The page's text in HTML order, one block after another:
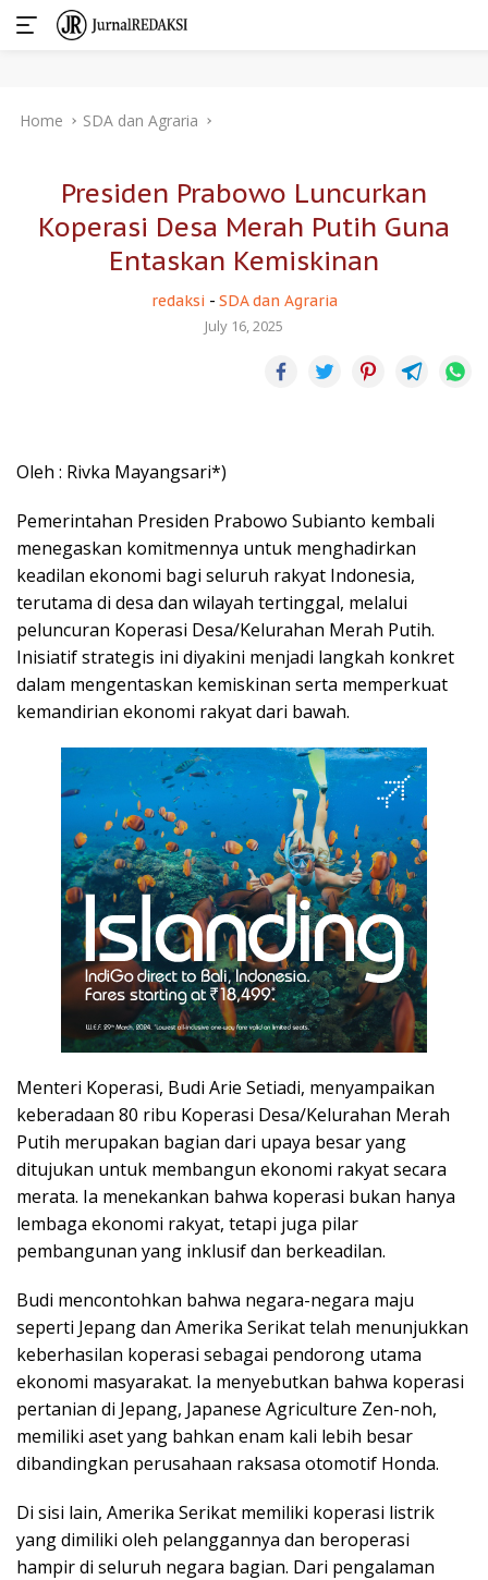
Home SDA dan Agraria
Presiden Prabowo Luncurkan
Koperasi Desa Merah Putih Guna
Entaskan Kemiskinan
redaksi - SDA dan Agraria
July 16, 2025
Oleh : Rivka Mayangsari*)
Pemerintahan Presiden Prabowo Subianto kembali
menegaskan komitmennya untuk menghadirkan
keadilan ekonomi bagi seluruh rakyat Indonesia,
terutama di desa dan wilayah tertinggal, melalui
peluncuran Koperasi Desa/Kelurahan Merah Putih.
Inisiatif strategis ini diyakini menjadi langkah konkret
dalam mengentaskan kemiskinan serta memperkuat
kemandirian ekonomi rakyat dari bawah.
Menteri Koperasi, Budi Arie Setiadi, menyampaikan
keberadaan 80 ribu Koperasi Desa/Kelurahan Merah
Putih merupakan bagian dari upaya besar yang
ditujukan untuk membangun ekonomi rakyat secara
merata. Ia menekankan bahwa koperasi bukan hanya
lembaga ekonomi rakyat, tetapi juga pilar
pembangunan yang inklusif dan berkeadilan.
Budi mencontohkan bahwa negara-negara maju
seperti Jepang dan Amerika Serikat telah menunjukkan
keberhasilan koperasi sebagai pendorong utama
ekonomi masyarakat. Ia menyebutkan bahwa koperasi
pertanian di Jepang, Japanese Agriculture Zen-noh,
memiliki aset yang bahkan enam kali lebih besar
dibandingkan perusahaan raksasa otomotif Honda.
Di sisi lain, Amerika Serikat memiliki koperasi listrik
yang dimiliki oleh pelanggannya dan beroperasi
hampir di seluruh negara bagian. Dari pengalaman